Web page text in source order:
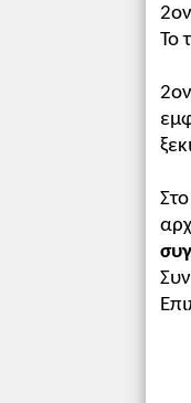
Το
Στο